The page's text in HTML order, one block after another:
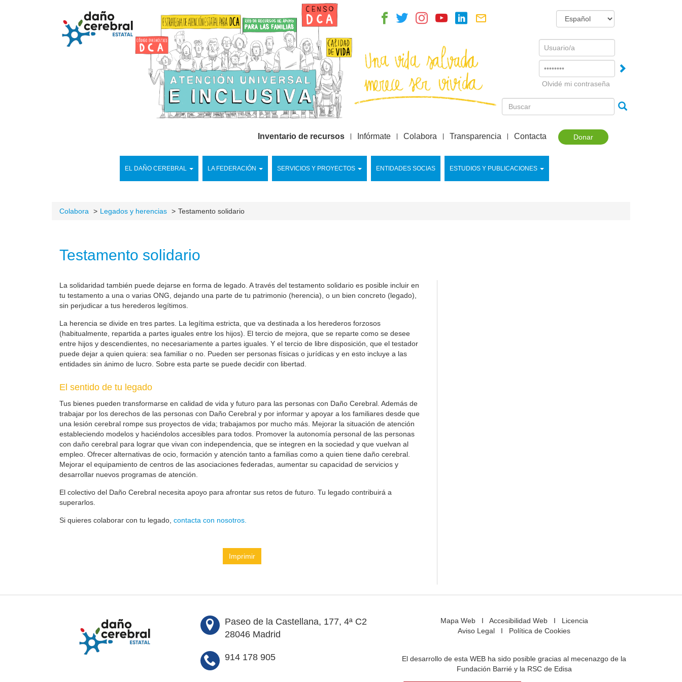
Username
Olvidé mi contraseña
Donar
EL DAÑO CEREBRAL LA FEDERACIÓN SERVICIOS Y PROYECTOS ENTIDADES SOCIAS ESTUDIOS Y PUBLICACIONES
Inventario de recursos Infórmate Colabora Transparencia Contacta
Colabora Legados y herencias Testamento solidario
Testamento solidario
La solidaridad también puede dejarse en forma de legado. A través del testamento solidario es posible incluir en
tu testamento a una o varias ONG, dejando una parte de tu patrimonio (herencia), o un bien concreto (legado),
sin perjudicar a tus herederos legítimos.
La herencia se divide en tres partes. La legítima estricta, que va destinada a los herederos forzosos
(habitualmente, repartida a partes iguales entre los hijos). El tercio de mejora, que se reparte como se desee
entre hijos y descendientes, no necesariamente a partes iguales. Y el tercio de libre disposición, que el testador
puede dejar a quien quiera: sea familiar o no. Pueden ser personas físicas o jurídicas y en esto incluye a las
entidades sin ánimo de lucro. Sobre esta parte se puede decidir con libertad.
El sentido de tu legado
Tus bienes pueden transformarse en calidad de vida y futuro para las personas con Daño Cerebral. Además de
trabajar por los derechos de las personas con Daño Cerebral y por informar y apoyar a los familiares desde que
una lesión cerebral rompe sus proyectos de vida; trabajamos por mucho más. Mejorar la situación de atención
estableciendo modelos y haciéndolos accesibles para todos. Promover la autonomía personal de las personas
con daño cerebral para lograr que vivan con independencia, que se integren en la sociedad y que vuelvan al
empleo. Ofrecer alternativas de ocio, formación y atención tanto a familias como a quien tiene daño cerebral.
Mejorar el equipamiento de centros de las asociaciones federadas, aumentar su capacidad de servicios y
desarrollar nuevos programas de atención.
El colectivo del Daño Cerebral necesita apoyo para afrontar sus retos de futuro. Tu legado contribuirá a
superarlos.
Si quieres colaborar con tu legado, contacta con nosotros.
Imprimir
Paseo de la Castellana, 177, 4ª C2
28046 Madrid
914 178 905
Mapa WebI Accesibilidad WebI Licencia
Aviso Legal I Política de Cookies
El desarrollo de esta WEB ha sido posible gracias al mecenazgo de la
Fundación Barrié y la RSC de Edisa